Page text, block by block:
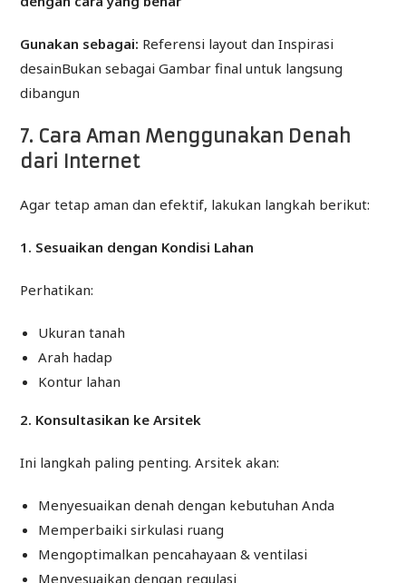
Gunakan sebagai: Referensi layout dan Inspirasi
desainBukan sebagai Gambar final untuk langsung
dibangun
7. Cara Aman Menggunakan Denah
dari Internet
Agar tetap aman dan efektif, lakukan langkah berikut:
1. Sesuaikan dengan Kondisi Lahan
Perhatikan:
Ukuran tanah
Arah hadap
Kontur lahan
2. Konsultasikan ke Arsitek
Ini langkah paling penting. Arsitek akan:
Menyesuaikan denah dengan kebutuhan Anda
Memperbaiki sirkulasi ruang
Mengoptimalkan pencahayaan & ventilasi
Menyesuaikan dengan regulasi